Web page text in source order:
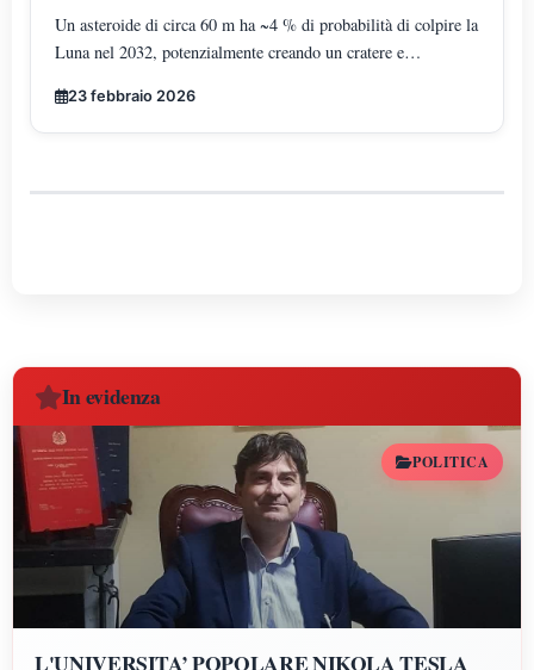
Un asteroide di circa 60 m ha ~4 % di probabilità di colpire la
Luna nel 2032, potenzialmente creando un cratere e
scienziati continuano a monitorarlo.
23 febbraio 2026
In evidenza
POLITICA
L'UNIVERSITA’ POPOLARE NIKOLA TESLA